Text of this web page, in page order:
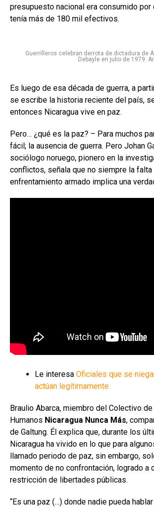
presupuesto nacional era consumido por
tenía más de 180 mil efectivos.
Guerrilleros celebran derrota de dictadura de
Debayle en julio de 1979.
Es luego de esa década de guerra, a
se escribe la historia reciente del país,
entonces Nicaragua vive en paz.
Pero… ¿qué es la paz? – Para muchos
fácil; la ausencia de guerra. Pero Johan
sociólogo noruego, pionero en la
conflictos, señala que no siempre la falta
enfrentamiento armado implica una
Le interesa Oficiales que se
actúan legítimamente
Braulio Abarca, miembro del Colectivo
Humanos Nicaragua Nunca Más,
de Galtung. Él explica que, durante los
Nicaragua ha vivido en lo que para
llamado periodo de paz, sin embargo,
momento de no confrontación, logrado a
restricción de libertades públicas.
“Es una paz (…) donde nadie pueda